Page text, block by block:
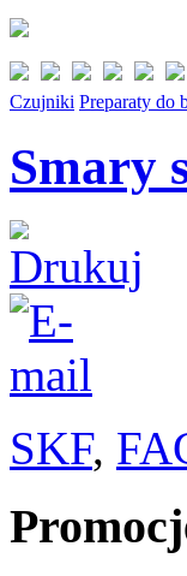
Czujniki Preparaty do
Smary
SKF,